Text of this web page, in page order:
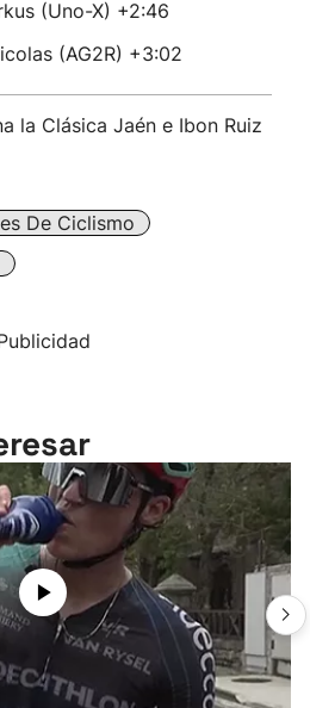
(Uno-X) +2:46
(AG2R) +3:02
la Clásica Jaén e Ibon Ruiz
De Ciclismo